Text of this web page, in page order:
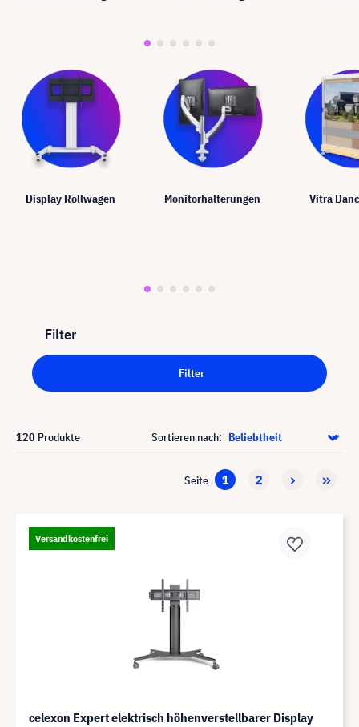
Display Rollwagen Monitorhalterungen Vitra
Filter
Filter
120 Produkte Sortieren nach:
Seite 1 2
Versandkostenfrei
celexon Expert elektrisch höhenverstellbarer Display